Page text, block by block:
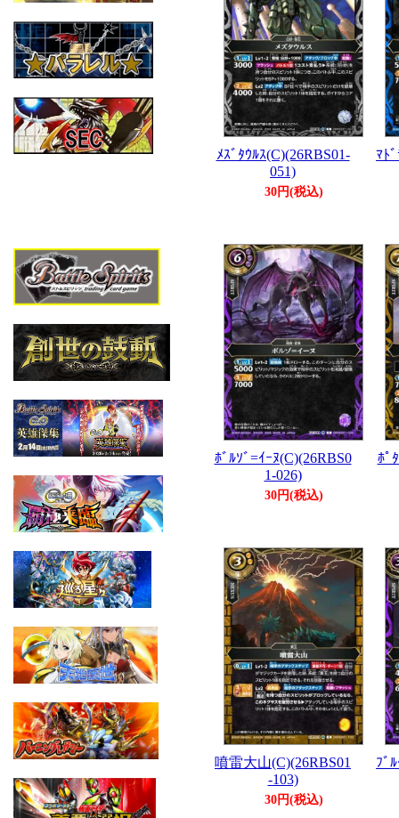
ﾒｽﾞﾀｳﾙｽ(C)(26RBS01-
051)
30円(税込)
ﾏﾄ
ﾎﾞﾙｿﾞ=ｲｰﾇ(C)(26RBS0
1-026)
30円(税込)
ﾎﾟ
噴雷大山(C)(26RBS01
-103)
30円(税込)
ﾌﾞ